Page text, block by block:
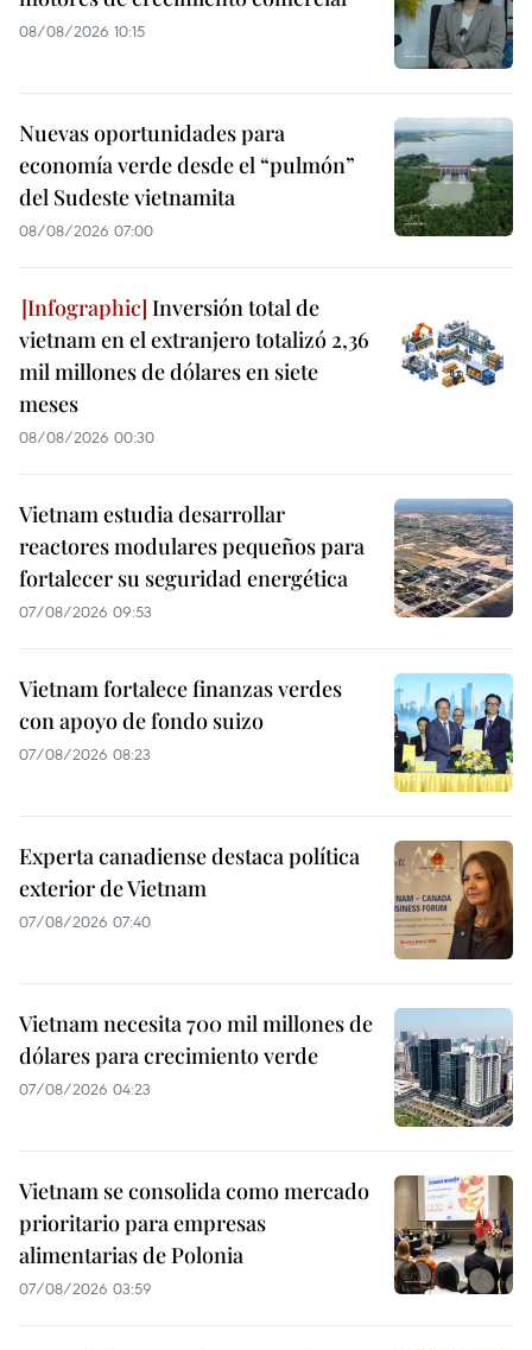
08/08/2026 10:15
Nuevas oportunidades para
economía verde desde el “pulmón”
del Sudeste vietnamita
08/08/2026 07:00
Inversión total de
vietnam en el extranjero totalizó 2,36
mil millones de dólares en siete
meses
08/08/2026 00:30
Vietnam estudia desarrollar
reactores modulares pequeños para
fortalecer su seguridad energética
07/08/2026 09:53
Vietnam fortalece finanzas verdes
con apoyo de fondo suizo
07/08/2026 08:23
Experta canadiense destaca política
exterior de Vietnam
07/08/2026 07:40
Vietnam necesita 700 mil millones de
dólares para crecimiento verde
07/08/2026 04:23
Vietnam se consolida como mercado
prioritario para empresas
alimentarias de Polonia
07/08/2026 03:59